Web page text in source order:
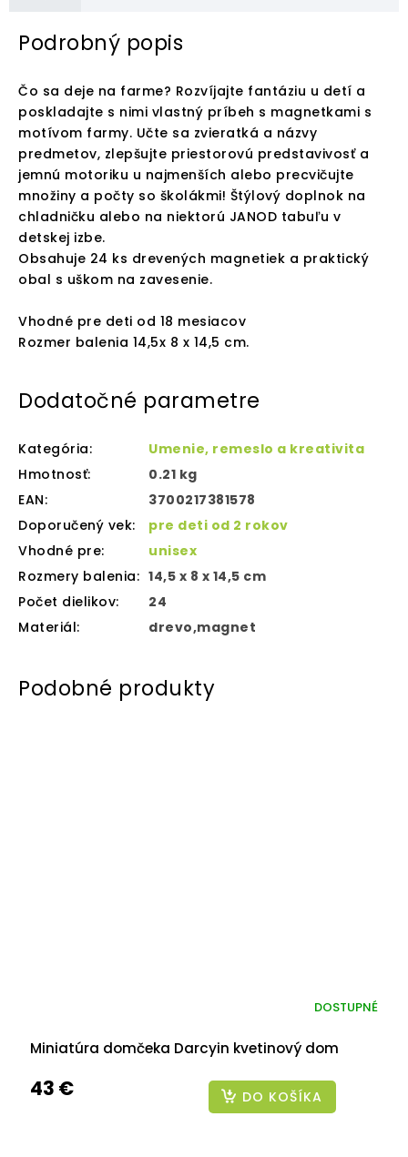
Podrobný popis
Čo sa deje na farme? Rozvíjajte fantáziu u detí a
poskladajte s nimi vlastný príbeh s magnetkami s
motívom farmy. Učte sa zvieratká a názvy
predmetov, zlepšujte priestorovú predstavivosť a
jemnú motoriku u najmenších alebo precvičujte
množiny a počty so školákmi! Štýlový doplnok na
chladničku alebo na niektorú JANOD tabuľu v
detskej izbe.
Obsahuje 24 ks drevených magnetiek a praktický
obal s uškom na zavesenie.
Vhodné pre deti od 18 mesiacov
Rozmer balenia 14,5x 8 x 14,5 cm.
Dodatočné parametre
Kategória:
Umenie, remeslo a kreativita
Hmotnosť:
0.21 kg
EAN:
3700217381578
Doporučený vek:
pre deti od 2 rokov
Vhodné pre:
unisex
Rozmery balenia: 14,5 x 8 x 14,5 cm
Počet dielikov:
24
Materiál: drevo,magnet
Miniatúra domčeka Darcyin kvetinový dom
DOSTUPNÉ
43 € DO KOŠÍKA